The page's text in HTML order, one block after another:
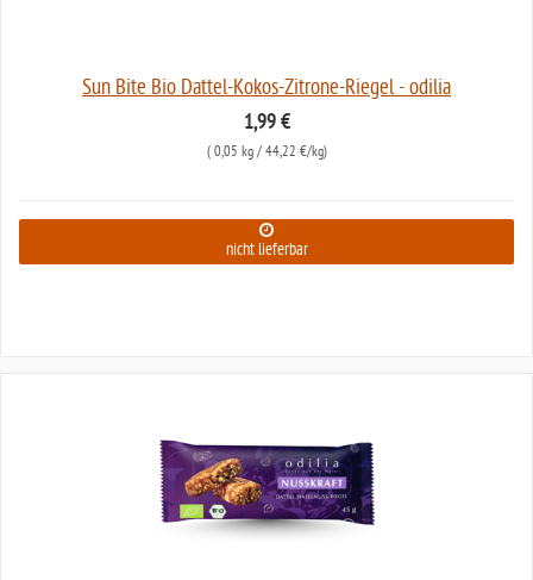
Sun Bite Bio Dattel-Kokos-Zitrone-Riegel - odilia
1,99 €
( 0,05 kg/ 44,22 €/kg)
nicht lieferbar